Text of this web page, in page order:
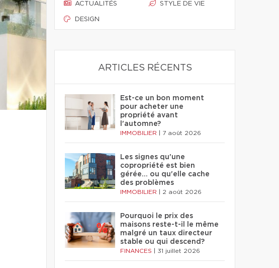
ACTUALITÉS
DESIGN
STYLE DE VIE
ARTICLES RÉCENTS
Est-ce un bon moment
pour acheter une
propriété avant
l'automne?
IMMOBILIER 7 août 2026
Les signes qu'une
copropriété est bien
gérée… ou qu'elle cache
des problèmes
IMMOBILIER 2 août 2026
Pourquoi le prix des
maisons reste-t-il le même
malgré un taux directeur
stable ou qui descend?
FINANCES 31 juillet 2026